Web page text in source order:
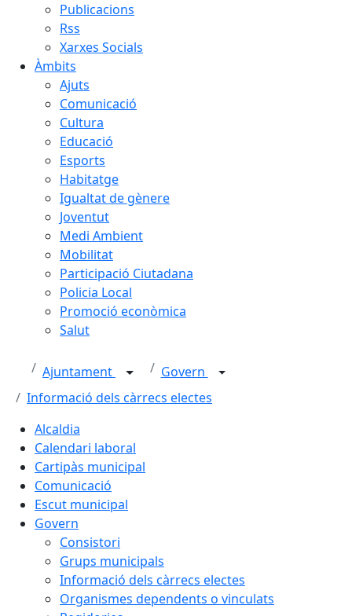
Publicacions
Rss
Xarxes Socials
Àmbits
Ajuts
Comunicació
Cultura
Educació
Esports
Habitatge
Igualtat de gènere
Joventut
Medi Ambient
Mobilitat
Participació Ciutadana
Policia Local
Promoció econòmica
Salut
Ajuntament
Govern
Informació dels càrrecs electes
Alcaldia
Calendari laboral
Cartipàs municipal
Comunicació
Escut municipal
Govern
Consistori
Grups municipals
Informació dels càrrecs electes
Organismes dependents o vinculats